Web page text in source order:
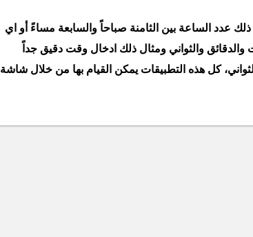
عدد الساعة بين الثامنة صباحاً والسابعة مساءً أو اي
والثواني ومثال ذلك ادخال وقت دقيق جداً
كل هذه التطبيقات يمكن القيام بها من خلال شاشة